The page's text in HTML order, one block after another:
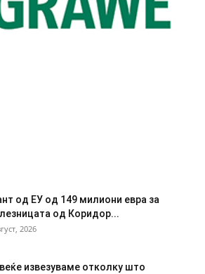
од ЕУ од 149 милиони евра за
од Коридор...
2026
извезуваме отколку што